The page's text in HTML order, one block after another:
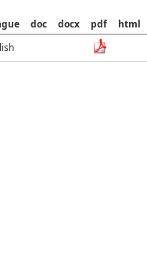
doc docx pdf html